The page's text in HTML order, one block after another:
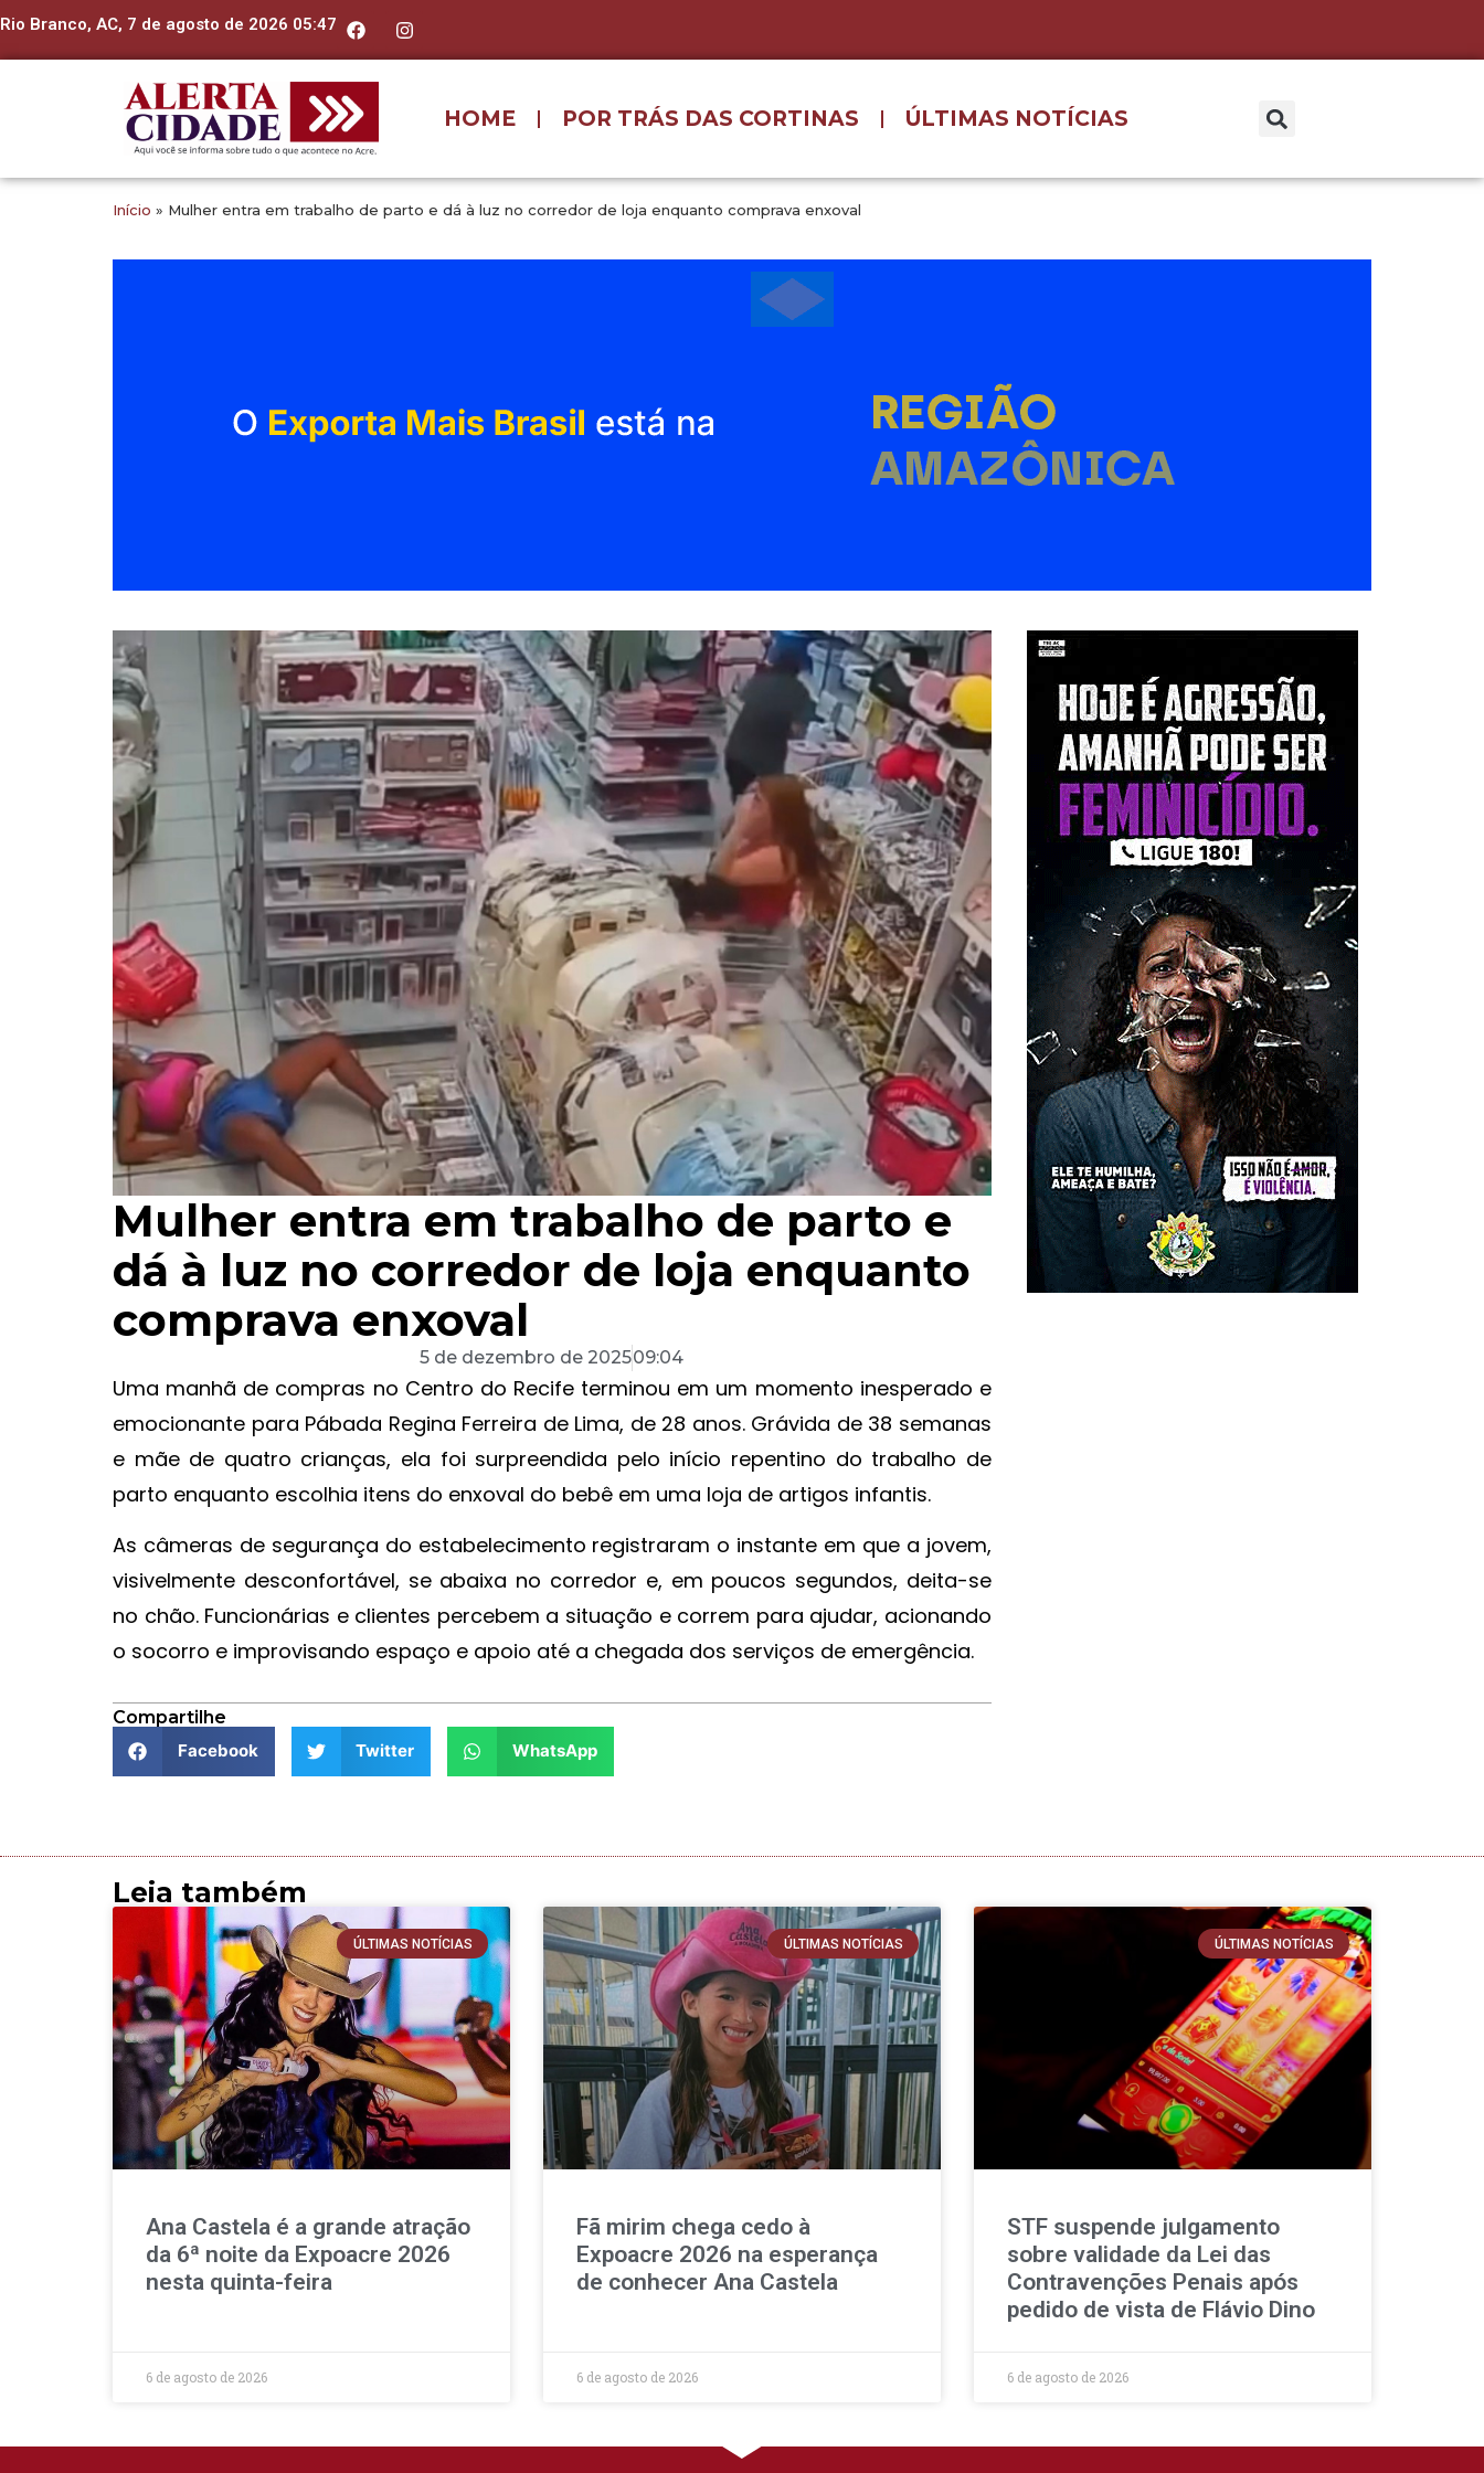
Rio Branco, AC, 7 de agosto de 2026 05:47
HOME POR TRÁS DAS CORTINAS ÚLTIMAS NOTÍCIAS
Início » Mulher entra em trabalho de parto e dá à luz no corredor de loja enquanto comprava enxoval
Mulher entra em trabalho de parto e
dá à luz no corredor de loja enquanto
comprava enxoval
5 de dezembro de 202509:04
Uma manhã de compras no Centro do Recife terminou em um momento inesperado e
emocionante para Pábada Regina Ferreira de Lima, de 28 anos. Grávida de 38 semanas
e mãe de quatro crianças, ela foi surpreendida pelo início repentino do trabalho de
parto enquanto escolhia itens do enxoval do bebê em uma loja de artigos infantis.
As câmeras de segurança do estabelecimento registraram o instante em que a jovem,
visivelmente desconfortável, se abaixa no corredor e, em poucos segundos, deita-se
no chão. Funcionárias e clientes percebem a situação e correm para ajudar, acionando
o socorro e improvisando espaço e apoio até a chegada dos serviços de emergência.
Compartilhe
Facebook
Twitter WhatsApp
Leia também
ÚLTIMAS NOTÍCIAS
Ana Castela é a grande atração
da 6ª noite da Expoacre 2026
nesta quinta-feira
6 de agosto de 2026
ÚLTIMAS NOTÍCIAS
Fã mirim chega cedo à
Expoacre 2026 na esperança
de conhecer Ana Castela
6 de agosto de 2026
ÚLTIMAS NOTÍCIAS
STF suspende julgamento
sobre validade da Lei das
Contravenções Penais após
pedido de vista de Flávio Dino
6 de agosto de 2026